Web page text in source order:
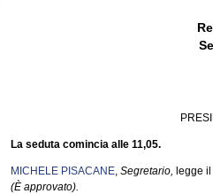
La seduta comincia alle 11,05.
MICHELE PISACANE, Segretario, legge
(È approvato).